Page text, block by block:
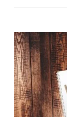
ומה